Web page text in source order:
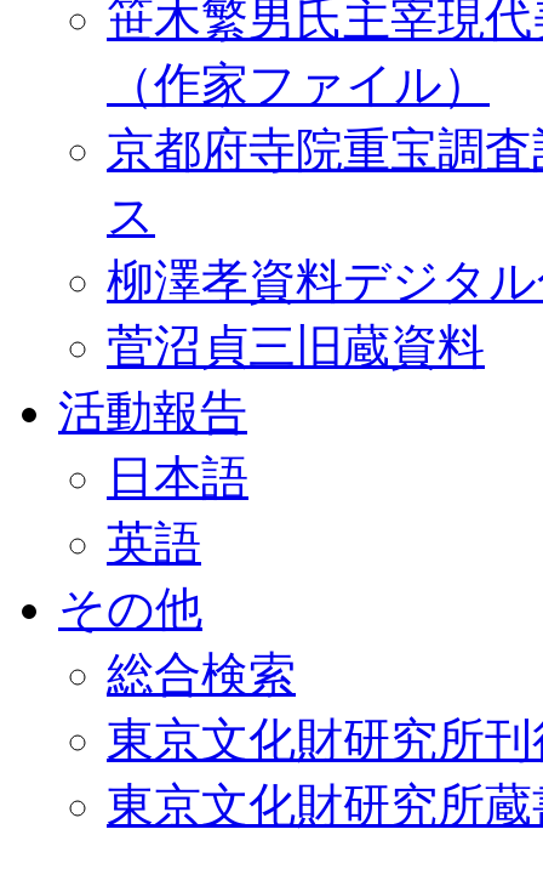
笹木繁男氏主宰現
（作家ファイル）
京都府寺院重宝調
ス
柳澤孝資料デジタ
菅沼貞三旧蔵資料
活動報告
日本語
英語
その他
総合検索
東京文化財研究所
東京文化財研究所